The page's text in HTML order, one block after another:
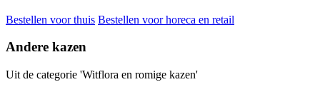
Bestellen voor thuis Bestellen voor horeca en retail
Andere kazen
Uit de categorie 'Witflora en romige kazen'